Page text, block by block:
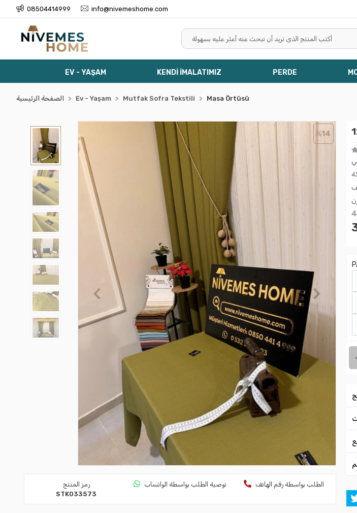
08504414999 info@nivemeshome.com
EV - YAŞAM KENDİ İMALATIMIZ PERDE
الصفحة الرئيسية Ev - Yaşam Mutfak Sofra Tekstili Masa Örtüsü
%14
رمز المنتج
STK033573
توصية الطلب بواسطة الواتساب الطلب بواسطة رقم الهاتف